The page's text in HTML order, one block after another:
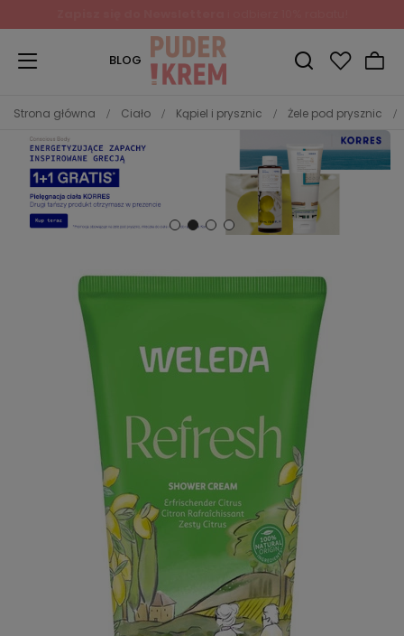
BLOG
Strona główna Ciało Kąpiel i prysznic Żele pod prysznic